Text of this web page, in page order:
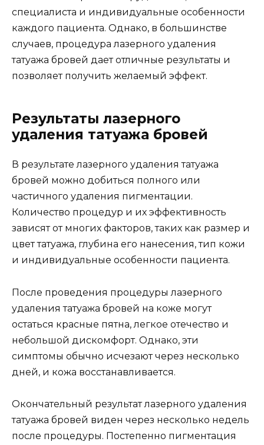
специалиста и индивидуальные особенности
каждого пациента. Однако, в большинстве
случаев, процедура лазерного удаления
татуажа бровей дает отличные результаты и
позволяет получить желаемый эффект.
Результаты лазерного
удаления татуажа бровей
В результате лазерного удаления татуажа
бровей можно добиться полного или
частичного удаления пигментации.
Количество процедур и их эффективность
зависят от многих факторов, таких как размер и
цвет татуажа, глубина его нанесения, тип кожи
и индивидуальные особенности пациента.
После проведения процедуры лазерного
удаления татуажа бровей на коже могут
остаться красные пятна, легкое отечество и
небольшой дискомфорт. Однако, эти
симптомы обычно исчезают через несколько
дней, и кожа восстанавливается.
Окончательный результат лазерного удаления
татуажа бровей виден через несколько недель
после процедуры. Постепенно пигментация